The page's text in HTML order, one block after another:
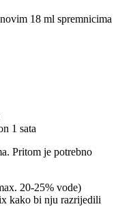
18 ml spremnicima
1 sata
Pritom je potrebno
20-25% vode)
kako bi nju razrijedili